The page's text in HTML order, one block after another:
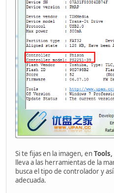
Si te fijas en la imagen, enTools,
lleva a las herramientas de la
busca el tipo de controlador y
adecuada.